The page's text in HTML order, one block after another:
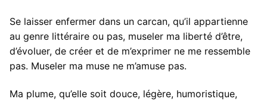
Mon compte
Panier
Se laisser enfermer dans un carcan, qu’il appartienne
au genre littéraire ou pas, museler ma liberté d’être,
d’évoluer, de créer et de m’exprimer ne me ressemble
pas. Museler ma muse ne m’amuse pas.
Ma plume, qu’elle soit douce, légère, humoristique,